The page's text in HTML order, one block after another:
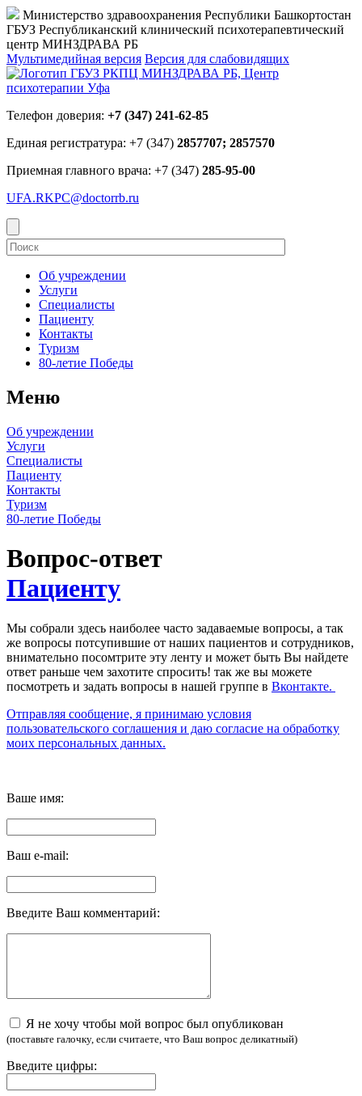
Министерство здравоохранения Республики Башкортостан
ГБУЗ Республиканский клинический психотерапевтический
центр МИНЗДРАВА РБ
Мультимедийная версия Версия для слабовидящих
Телефон доверия: +7 (347) 241-62-85
Единая регистратура: +7 (347) 2857707; 2857570
Приемная главного врача: +7 (347) 285-95-00
UFA.RKPC@doctorrb.ru
Об учреждении
Услуги
Специалисты
Пациенту
Контакты
Туризм
80-летие Победы
Меню
Об учреждении
Услуги
Специалисты
Пациенту
Контакты
Туризм
80-летие Победы
Вопрос-ответ
Пациенту
Мы собрали здесь наиболее часто задаваемые вопросы, а так
же вопросы потсупившие от наших пациентов и сотрудников,
внимательно посомтрите эту ленту и может быть Вы найдете
ответ раньше чем захотите спросить! так же вы можете
посмотреть и задать вопросы в нашей группе в Вконтакте.
Отправляя сообщение, я принимаю условия
пользовательского соглашения и даю согласие на обработку
моих персональных данных.
Ваше имя:
Ваш e-mail:
Введите Ваш комментарий:
Я не хочу чтобы мой вопрос был опубликован
(поставьте галочку, если считаете, что Ваш вопрос деликатный)
Введите цифры: